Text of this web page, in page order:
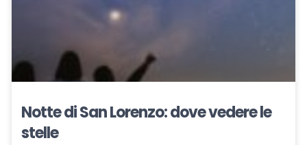
Notte di San Lorenzo: dove vedere le
stelle